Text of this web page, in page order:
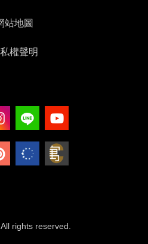
站地圖
權聲明
rights reserved.